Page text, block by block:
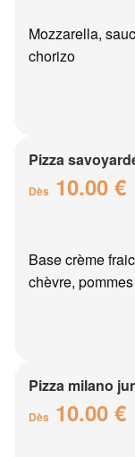
Mozzarella,
chorizo
Pizza
Dès 10.00 €
Base crème
chèvre,
Pizza milano
Dès 10.00 €